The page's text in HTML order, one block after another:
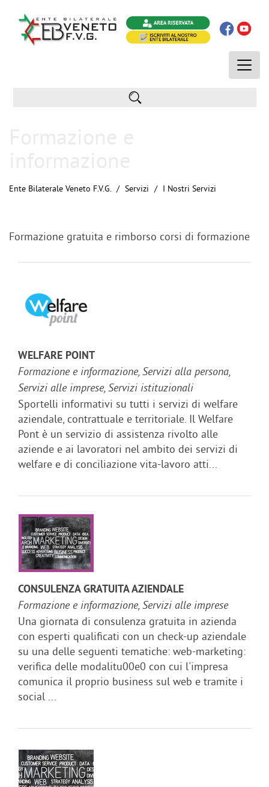
Toggle
Ente Bilaterale Veneto F.V.G. Servizi I Nostri Servizi
Formazione gratuita e rimborso corsi di formazione
WELFARE POINT
Formazione e informazione, Servizi alla persona,
Servizi alle imprese, Servizi istituzionali
Sportelli informativi su tutti i servizi di welfare
aziendale, contrattuale e territoriale. Il Welfare
Pont è un servizio di assistenza rivolto alle
aziende e ai lavoratori nel ambito dei servizi di
welfare e di conciliazione vita-lavoro atti...
CONSULENZA GRATUITA AZIENDALE
Formazione e informazione, Servizi alle imprese
Una giornata di consulenza gratuita in azienda
con esperti qualificati con un check-up aziendale
su una delle seguenti tematiche: web-marketing:
verifica delle modalitu00e0 con cui l'impresa
comunica il proprio business sul web e tramite i
social ...